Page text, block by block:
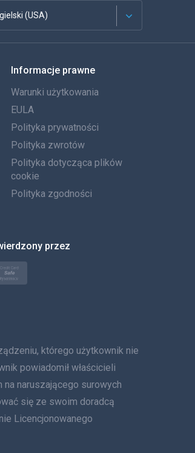
(USA)
中文
Informacje prawne
Warunki użytkowania
EULA
Polityka prywatności
Polityka zwrotów
Polityka dotycząca plików
cookie
Polityka zgodności
przez
którego użytkownik nie
powiadomił właścicieli
naruszającego surowych
się ze swoim doradcą
Licencjonowanego